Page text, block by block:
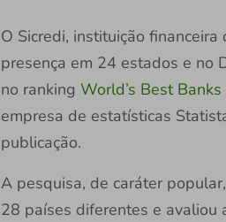
O Sicredi, instituição
presença em 24 estados e no
no ranking World’s Best
empresa de estatísticas
publicação.
A pesquisa, de caráter
28 países diferentes e avaliou